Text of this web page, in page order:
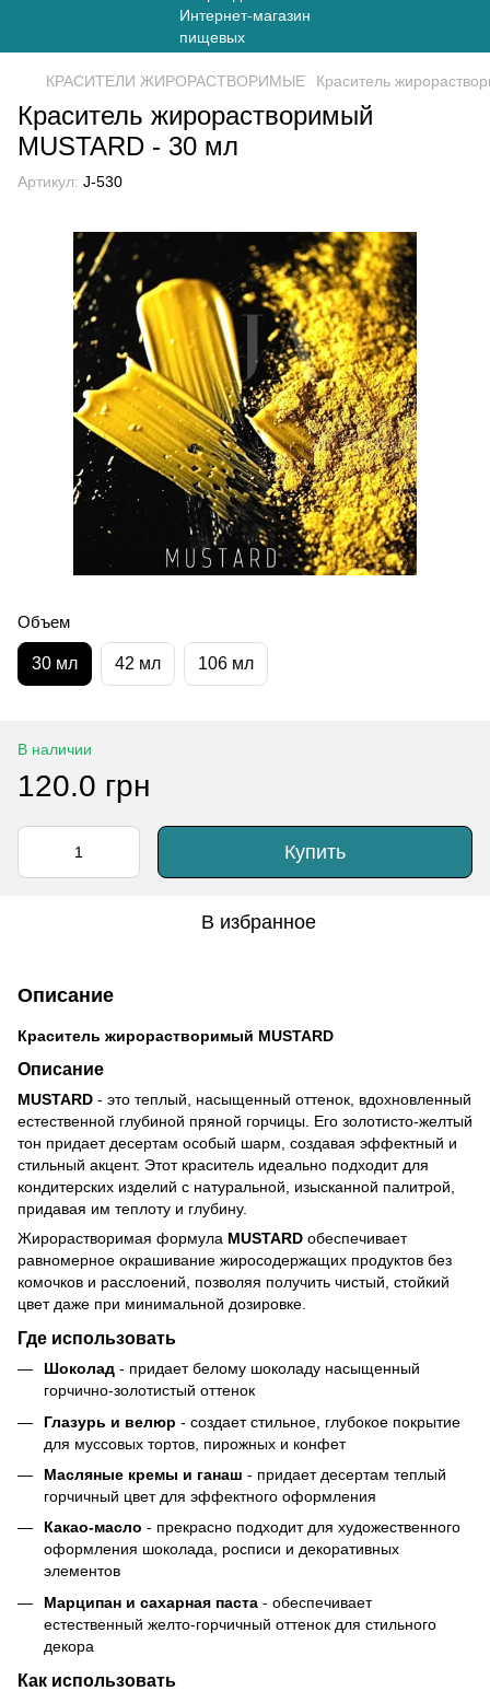
КРАСИТЕЛИ ЖИРОРАСТВОРИМЫЕ Краситель
Краситель жирорастворимый
MUSTARD - 30 мл
Артикул: J-530
Объем
30 мл 42 мл 106 мл
В наличии
120.0 грн
Купить
В избранное
Описание
Краситель жирорастворимый MUSTARD
Описание
MUSTARD - это теплый, насыщенный оттенок, вдохновленный
естественной глубиной пряной горчицы. Его золотисто-желтый
тон придает десертам особый шарм, создавая эффектный и
стильный акцент. Этот краситель идеально подходит для
кондитерских изделий с натуральной, изысканной палитрой,
придавая им теплоту и глубину.
Жирорастворимая формула MUSTARD обеспечивает
равномерное окрашивание жиросодержащих продуктов без
комочков и расслоений, позволяя получить чистый, стойкий
цвет даже при минимальной дозировке.
Где использовать
Шоколад - придает белому шоколаду насыщенный
горчично-золотистый оттенок
Глазурь и велюр - создает стильное, глубокое покрытие
для муссовых тортов, пирожных и конфет
Масляные кремы и ганаш - придает десертам теплый
горчичный цвет для эффектного оформления
Какао-масло - прекрасно подходит для художественного
оформления шоколада, росписи и декоративных
элементов
Марципан и сахарная паста - обеспечивает
естественный желто-горчичный оттенок для стильного
декора
Как использовать